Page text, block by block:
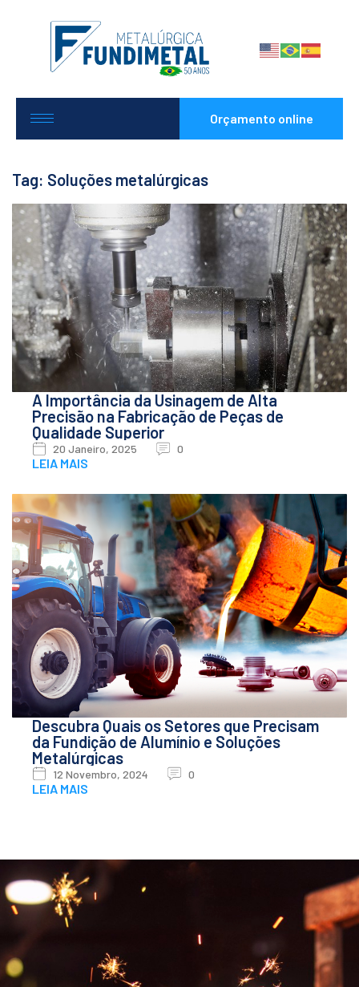
Orçamento online
Tag: Soluções metalúrgicas
A Importância da Usinagem de Alta
Precisão na Fabricação de Peças de
Qualidade Superior
20 Janeiro, 2025 0
LEIA MAIS
Descubra Quais os Setores que Precisam
da Fundição de Alumínio e Soluções
Metalúrgicas
12 Novembro, 2024 0
LEIA MAIS